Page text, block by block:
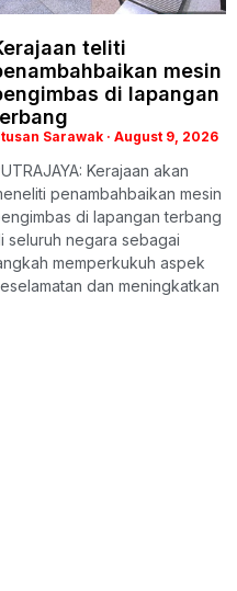
teliti
mesin
di lapangan
Sarawak August 9, 2026
Kerajaan akan
penambahbaikan mesin
di lapangan terbang
seluruh negara sebagai
memperkukuh aspek
dan meningkatkan